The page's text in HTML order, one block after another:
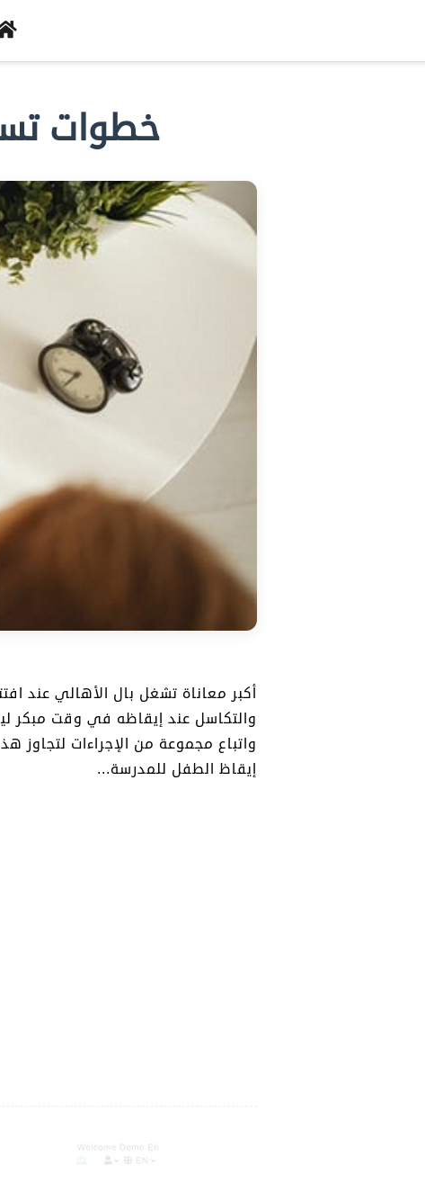
خطوات
أكبر معاناة تشغل بال الأهالي عند
والتكاسل عند إيقاظه في وقت مبكر
واتباع مجموعة من الإجراءات
إيقاظ الطفل للمدرسة...